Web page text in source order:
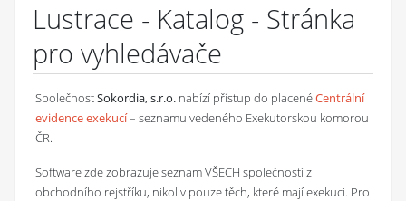
Lustrace - Katalog - Stránka
pro vyhledávače
SpolečnostSokordia, s.r.o. nabízí přístup do placenéCentrální
evidence exekucí– seznamu vedeného Exekutorskou komorou
ČR.
Software zde zobrazuje seznam VŠECH společností z
obchodního rejstříku, nikoliv pouze těch, které mají exekuci. Pro